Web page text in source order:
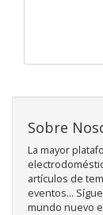
Sobre
La mayor
artículos de
eventos...
mundo nuevo